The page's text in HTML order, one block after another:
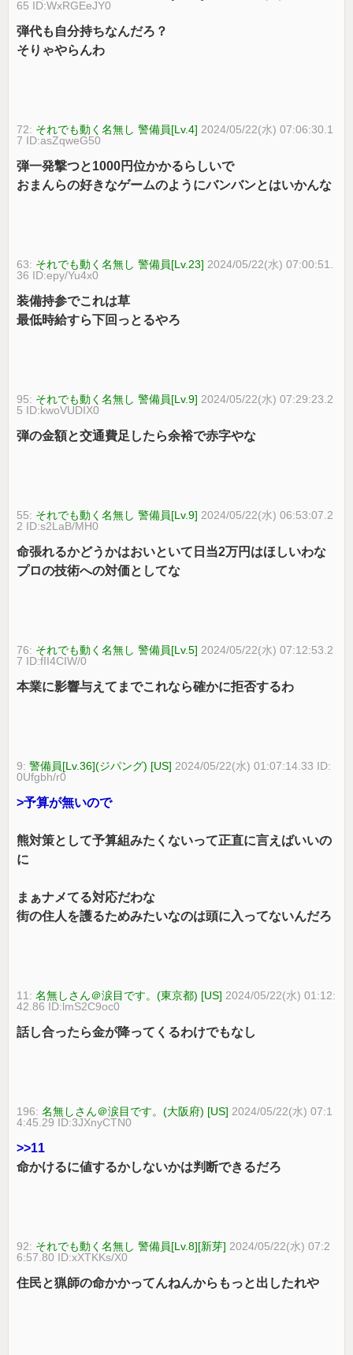
65 ID:WxRGEeJY0
弾代も自分持ちなんだろ？
そりゃやらんわ
72: それでも動く名無し 警備員[Lv.4] 2024/05/22(水) 07:06:30.1
7 ID:asZqweG50
弾一発撃つと1000円位かかるらしいで
おまんらの好きなゲームのようにバンバンとはいかんな
63: それでも動く名無し 警備員[Lv.23] 2024/05/22(水) 07:00:51.
36 ID:epy/Yu4x0
装備持参でこれは草
最低時給すら下回っとるやろ
95: それでも動く名無し 警備員[Lv.9] 2024/05/22(水) 07:29:23.2
5 ID:kwoVUDIX0
弾の金額と交通費足したら余裕で赤字やな
55: それでも動く名無し 警備員[Lv.9] 2024/05/22(水) 06:53:07.2
2 ID:s2LaB/MH0
命張れるかどうかはおいといて日当2万円はほしいわな
プロの技術への対価としてな
76: それでも動く名無し 警備員[Lv.5] 2024/05/22(水) 07:12:53.2
7 ID:fII4CIW/0
本業に影響与えてまでこれなら確かに拒否するわ
9:警備員[Lv.36](ジパング) [US] 2024/05/22(水) 01:07:14.33 ID:
0Ufgbh/r0
>予算が無いので
熊対策として予算組みたくないって正直に言えばいいの
に
まぁナメてる対応だわな
街の住人を護るためみたいなのは頭に入ってないんだろ
11:名無しさん＠涙目です。(東京都) [US] 2024/05/22(水) 01:12:
42.86 ID:lmS2C9oc0
話し合ったら金が降ってくるわけでもなし
196:名無しさん＠涙目です。(大阪府) [US] 2024/05/22(水) 07:1
4:45.29 ID:3JXnyCTN0
>>11
命かけるに値するかしないかは判断できるだろ
92: それでも動く名無し 警備員[Lv.8][新芽] 2024/05/22(水) 07:2
6:57.80 ID:xXTKKs/X0
住民と猟師の命かかってんねんからもっと出したれや